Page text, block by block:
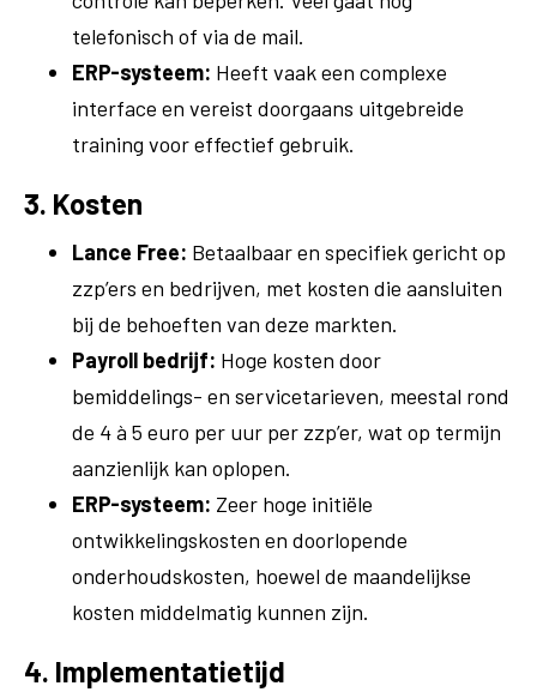
telefonisch of via de mail.
ERP-systeem: Heeft vaak een complexe
interface en vereist doorgaans uitgebreide
training voor effectief gebruik.
3. Kosten
Lance Free: Betaalbaar en specifiek gericht op
zzp’ers en bedrijven, met kosten die aansluiten
bij de behoeften van deze markten.
Payroll bedrijf: Hoge kosten door
bemiddelings- en servicetarieven, meestal rond
de 4 à 5 euro per uur per zzp’er, wat op termijn
aanzienlijk kan oplopen.
ERP-systeem: Zeer hoge initiële
ontwikkelingskosten en doorlopende
onderhoudskosten, hoewel de maandelijkse
kosten middelmatig kunnen zijn.
4. Implementatietijd